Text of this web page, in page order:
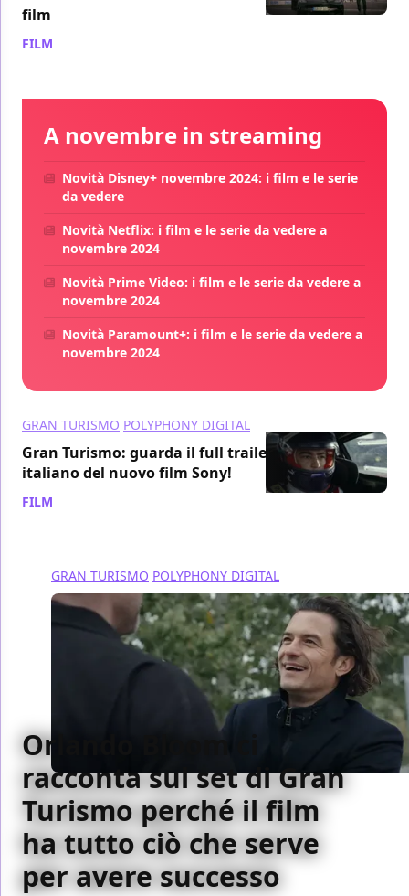
film
FILM
A novembre in streaming
Novità Disney+ novembre 2024: i film e le serie
da vedere
Novità Netflix: i film e le serie da vedere a
novembre 2024
Novità Prime Video: i film e le serie da vedere a
novembre 2024
Novità Paramount+: i film e le serie da vedere a
novembre 2024
GRAN TURISMO POLYPHONY DIGITAL
Gran Turismo: guarda il full trailer
italiano del nuovo film Sony!
FILM
GRAN TURISMO POLYPHONY DIGITAL
Orlando Bloom ci
racconta sul set di Gran
Turismo perché il film
ha tutto ciò che serve
per avere successo